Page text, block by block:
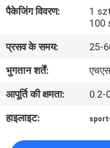
गुणवत्ता
नियंत्रण
संपर्क
करें
समाचार
पैकेजिंग विवरण:
1
100
प्रसव के समय:
25-
भुगतान शर्तें:
आपूर्ति की क्षमता:
0.2-
हाइलाइट: